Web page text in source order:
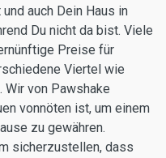
auch Dein Haus in
Du nicht da bist. Viele
Preise für
Viertel wie
Wir von Pawshake
vonnöten ist, um einem
zu gewähren.
sicherzustellen, dass